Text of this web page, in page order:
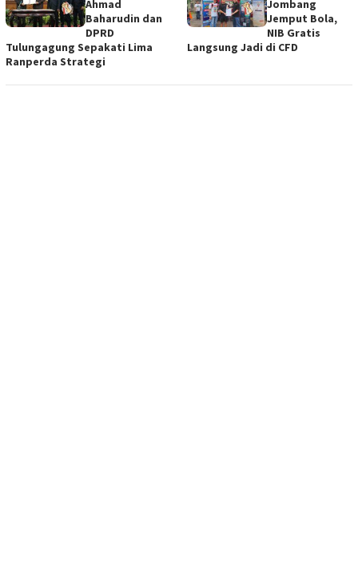
Ahmad
Baharudin dan
DPRD
Tulungagung Sepakati Lima
Ranperda Strategi
Jombang
Jemput Bola,
NIB Gratis
Langsung Jadi di CFD